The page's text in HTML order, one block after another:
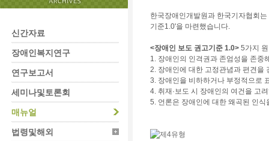
신간자료
장애인복지연구
연구보고서
세미나및토론회
매뉴얼
법령및해외
한국장애인개발원과 한국기자협회
기준1.0'을 마련했습니다.
<장애인 보도 권고기준 1.0> 5가지
1. 장애인의 인격권과 존엄성을 존중
2. 장애인에 대한 고정관념과 편견을
3. 장애인을 비하하거나 부정적으로
4. 취재·보도 시 장애인의 여건을 고
5. 언론은 장애인에 대한 왜곡된 인